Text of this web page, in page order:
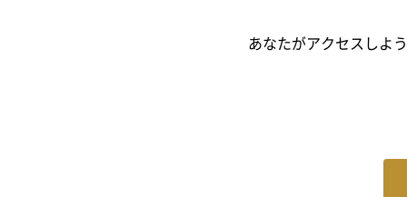
あなたがアクセスしよ